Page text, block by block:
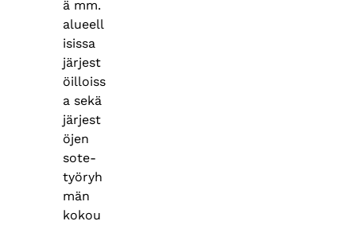
ä mm.
alueell
isissa
järjest
öilloiss
a sekä
järjest
öjen
sote-
työryh
män
kokou